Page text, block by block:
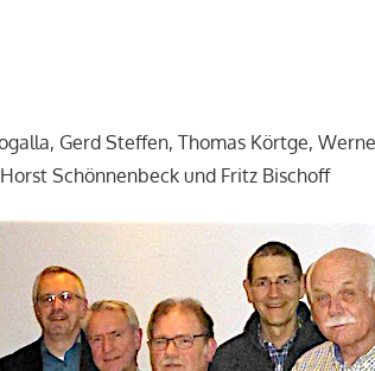
Gerd Steffen, Thomas Körtge,
Schönnenbeck und Fritz Bischoff